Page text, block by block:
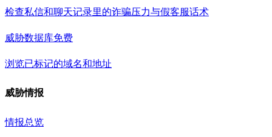
检查私信和聊天记录里的诈骗压力与假客服话术
威胁数据库免费
浏览已标记的域名和地址
威胁情报
情报总览